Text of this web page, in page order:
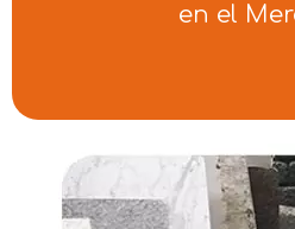
en el